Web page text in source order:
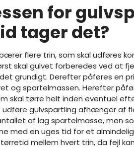
for
tager det?
flere trin, som skal udføres
skal gulvet forberedes ved at
grundigt. Derefter påføres en
og spartelmassen. Herefter
skal tørre helt inden eventuel
gulvspartling afhænger af
af lag spartelmasse, men
med en uges tid for et
mellem hvert trin, da fejl